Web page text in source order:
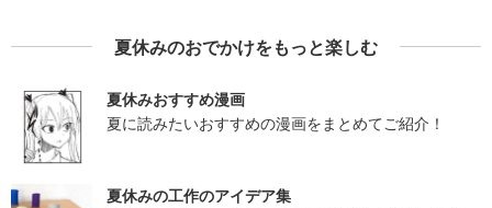
夏休みのおでかけをもっと楽しむ
夏休みおすすめ漫画
夏に読みたいおすすめの漫画をまとめてご紹介！
夏休みの工作のアイデア集